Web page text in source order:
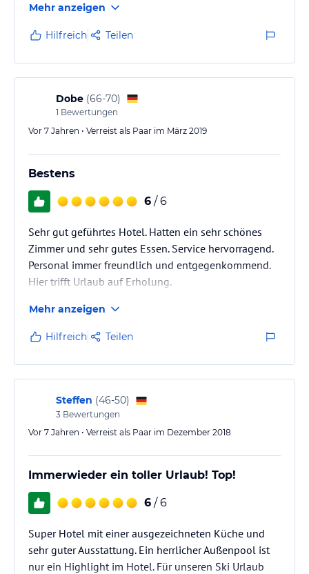
Mehr anzeigen
Hilfreich Teilen
Dobe (66-70)
1 Bewertungen
Vor 7 Jahren • Verreist als Paar im März 2019
Bestens
6 / 6
Sehr gut geführtes Hotel. Hatten ein sehr schönes
Zimmer und sehr gutes Essen. Service hervorragend.
Personal immer freundlich und entgegenkommend.
Hier trifft Urlaub auf Erholung.
Mehr anzeigen
Hilfreich Teilen
Steffen (46-50)
3 Bewertungen
Vor 7 Jahren • Verreist als Paar im Dezember 2018
Immerwieder ein toller Urlaub! Top!
6 / 6
Super Hotel mit einer ausgezeichneten Küche und
sehr guter Ausstattung. Ein herrlicher Außenpool ist
nur ein Highlight im Hotel. Für unseren Ski Urlaub